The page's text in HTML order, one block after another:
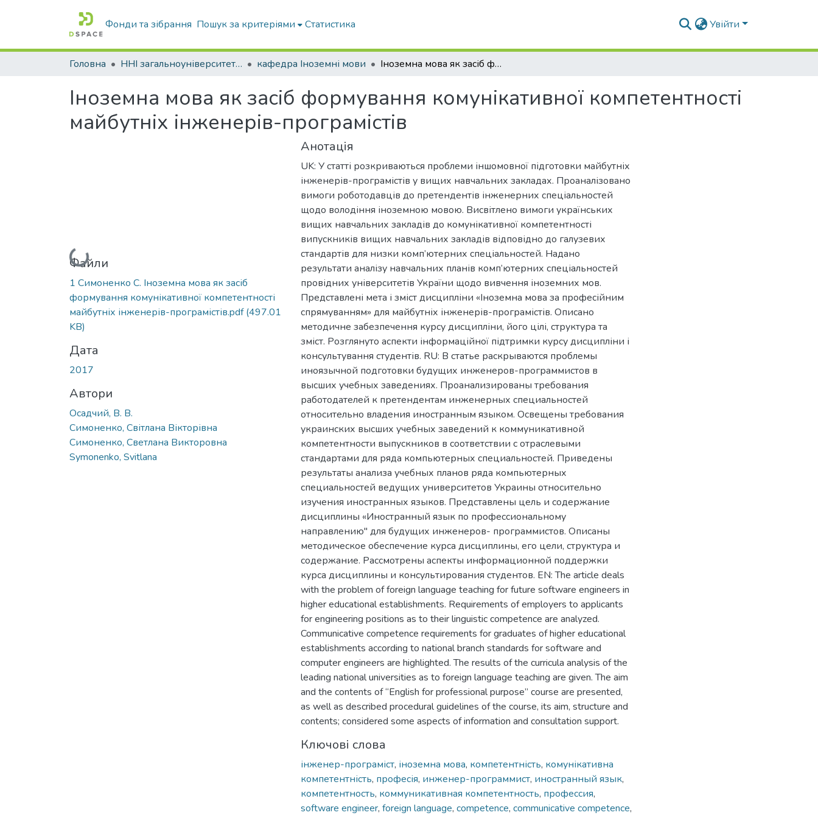
Фонди та зібрання Пошук за критеріями Статистика Увійти
Головна ННІ загальноуніверситетської підготовки кафедра Іноземні мови Іноземна мова як засіб формування комунікативної компетентності майбутніх інженерів-програмістів
Іноземна мова як засіб формування комунікативної компетентності
майбутніх інженерів-програмістів
Вантажиться...
Файли
1 Симоненко С. Іноземна мова як засіб
формування комунікативної компетентності
майбутніх інженерів-програмістів.pdf(497.01
KB)
Дата
2017
Автори
Осадчий, В. В.
Симоненко, Світлана Вікторівна
Симоненко, Светлана Викторовна
Symonenko, Svitlana
Анотація
UK: У статті розкриваються проблеми іншомовної підготовки майбутніх
інженерів-програмістів у вищих навчальних закладах. Проаналізовано
вимоги роботодавців до претендентів інженерних спеціальностей
щодо володіння іноземною мовою. Висвітлено вимоги українських
вищих навчальних закладів до комунікативної компетентності
випускників вищих навчальних закладів відповідно до галузевих
стандартів для низки комп’ютерних спеціальностей. Надано
результати аналізу навчальних планів комп’ютерних спеціальностей
провідних університетів України щодо вивчення іноземних мов.
Представлені мета і зміст дисципліни «Іноземна мова за професійним
спрямуванням» для майбутніх інженерів-програмістів. Описано
методичне забезпечення курсу дисципліни, його цілі, структура та
зміст. Розглянуто аспекти інформаційної підтримки курсу дисципліни і
консультування студентів. RU: В статье раскрываются проблемы
иноязычной подготовки будущих инженеров-программистов в
высших учебных заведениях. Проанализированы требования
работодателей к претендентам инженерных специальностей
относительно владения иностранным языком. Освещены требования
украинских высших учебных заведений к коммуникативной
компетентности выпускников в соответствии с отраслевыми
стандартами для ряда компьютерных специальностей. Приведены
результаты анализа учебных планов ряда компьютерных
специальностей ведущих университетов Украины относительно
изучения иностранных языков. Представлены цель и содержание
дисциплины «Иностранный язык по профессиональному
направлению" для будущих инженеров- программистов. Описаны
методическое обеспечение курса дисциплины, его цели, структура и
содержание. Рассмотрены аспекты информационной поддержки
курса дисциплины и консультирования студентов. EN: The article deals
with the problem of foreign language teaching for future software engineers in
higher educational establishments. Requirements of employers to applicants
for engineering positions as to their linguistic competence are analyzed.
Communicative competence requirements for graduates of higher educational
establishments according to national branch standards for software and
computer engineers are highlighted. The results of the curricula analysis of the
leading national universities as to foreign language teaching are given. The aim
and the contents of “English for professional purpose” course are presented,
as well as described procedural guidelines of the course, its aim, structure and
contents; considered some aspects of information and consultation support.
Ключові слова
інженер-програміст, іноземна мова, компетентність, комунікативна
компетентність, професія, инженер-программист, иностранный язык,
компетентность, коммуникативная компетентность, профессия,
software engineer, foreign language, competence, communicative competence,